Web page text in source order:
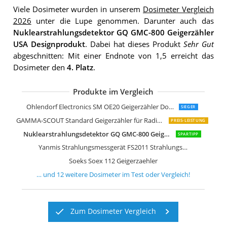
Viele Dosimeter wurden in unserem Dosimeter Vergleich
2026 unter die Lupe genommen. Darunter auch das
Nuklearstrahlungsdetektor GQ GMC-800 Geigerzähler
USA Designprodukt. Dabei hat dieses Produkt Sehr Gut
abgeschnitten: Mit einer Endnote von 1,5 erreicht das
Dosimeter den 4. Platz.
Produkte im Vergleich
Ohlendorf Electronics SM OE20 Geigerzähler Dosimeter SIEGER
GAMMA-SCOUT Standard Geigerzähler für Radioaktivität PREIS-LEISTUNG
Nuklearstrahlungsdetektor GQ GMC-800 Geigerzähler USA Designprodukt SPARTIPP
Yanmis Strahlungsmessgerät FS2011 Strahlungsdetektor & bgr
Soeks Soex 112 Geigerzaehler
Smart Geiger Pro SGP-001
… und 12weitere Dosimeter im Test oder Vergleich!
Zum Dosimeter Vergleich